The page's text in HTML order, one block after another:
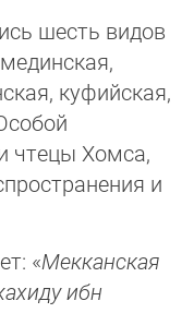
шесть видов
ку­фий­ская,
чтецы Хомса,
и
«Мекканская
ибн